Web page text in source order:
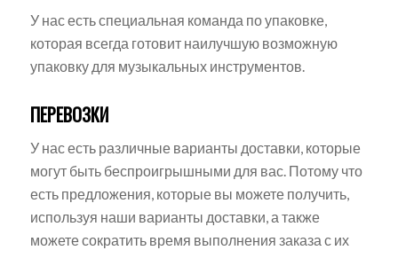
У нас есть специальная команда по упаковке,
которая всегда готовит наилучшую возможную
упаковку для музыкальных инструментов.
ПЕРЕВОЗКИ
У нас есть различные варианты доставки, которые
могут быть беспроигрышными для вас. Потому что
есть предложения, которые вы можете получить,
используя наши варианты доставки, а также
можете сократить время выполнения заказа с их